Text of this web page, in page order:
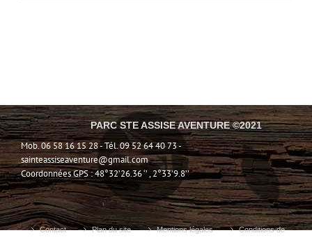
PARC STE ASSISE AVENTURE ©2021
Mob. 06 58 16 15 28 - Tél. 09 52 64 40 73 -
sainteassiseaventure@gmail.com
Coordonnées GPS : 48°32’26.36 ‘’ , 2°33’9.8’’
Contact Plan du site Mentions légales Conditions de